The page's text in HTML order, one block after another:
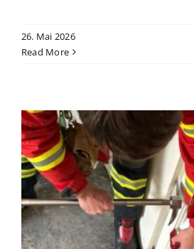
26. Mai 2026
Read More